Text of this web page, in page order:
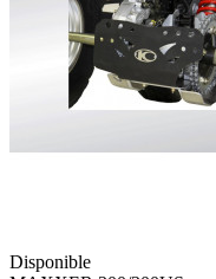
Disponible